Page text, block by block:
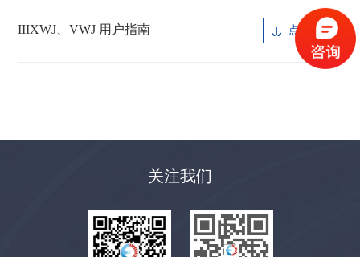
点击下载
IIIXWJ、VWJ 用户指南
关注我们